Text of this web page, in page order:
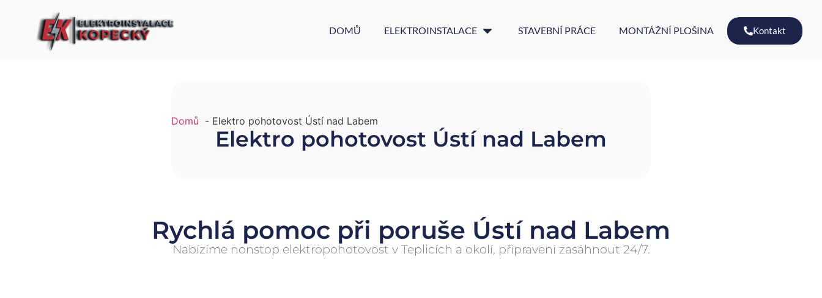
DOMŮ ELEKTROINSTALACE STAVEBNÍ PRÁCE MONTÁŽNÍ PLOŠINA Kontakt
Domů Elektro pohotovost Ústí nad Labem
Elektro pohotovost Ústí nad Labem
Rychlá pomoc při poruše Ústí nad Labem
Nabízíme nonstop elektropohotovost v Teplicích a okolí, připraveni zasáhnout 24/7.